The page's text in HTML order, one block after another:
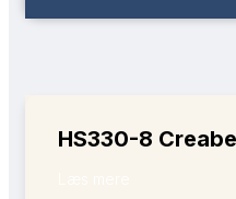
HS330-8